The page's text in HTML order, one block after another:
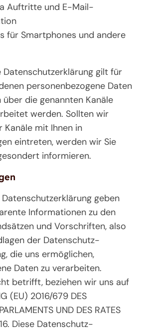
Auftritte und E-Mail-
für Smartphones und andere
Datenschutzerklärung gilt für
personenbezogene Daten
die genannten Kanäle
werden. Sollten wir
Kanäle mit Ihnen in
eintreten, werden wir Sie
informieren.
geben
Informationen zu den
und Vorschriften, also
der Datenschutz-
die uns ermöglichen,
Daten zu verarbeiten.
betrifft, beziehen wir uns auf
(EU) 2016/679 DES
UND DES RATES
Diese Datenschutz-